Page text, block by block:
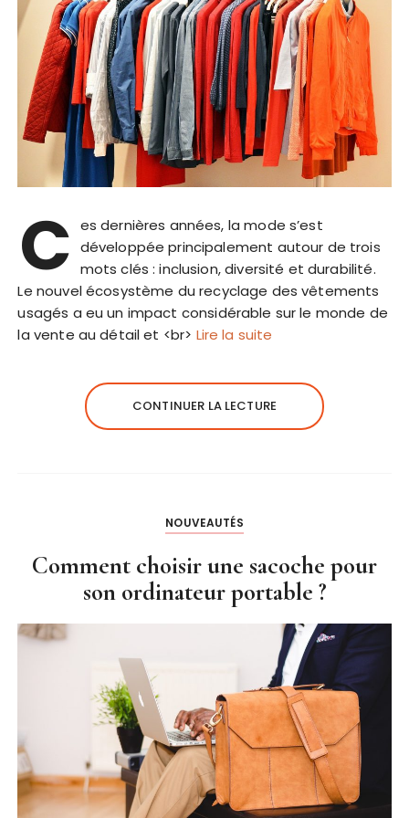
C es dernières années, la mode s’est
développée principalement autour de trois
mots clés : inclusion, diversité et durabilité.
Le nouvel écosystème du recyclage des vêtements
usagés a eu un impact considérable sur le monde de
la vente au détail et <br> Lire la suite
CONTINUER LA LECTURE
NOUVEAUTÉS
Comment choisir une sacoche pour
son ordinateur portable ?